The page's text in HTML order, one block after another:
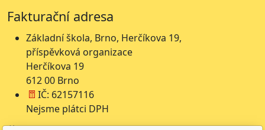
Fakturační adresa
Základní škola, Brno, Herčíkova 19,
příspěvková organizace
Herčíkova 19
612 00 Brno
IČ: 62157116
Nejsme plátci DPH